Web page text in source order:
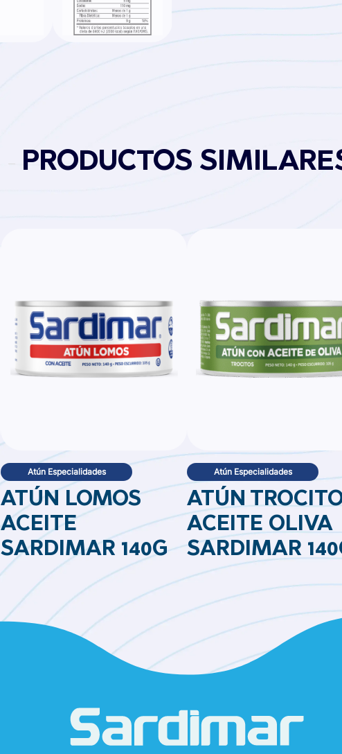
PRODUCTOS
ATÚN LOMOS
ACEITE
SARDIMAR 140G
Atún Especialidades
ATÚN
ACEITE OLIVA
SARDIMAR
Atún Especialidades